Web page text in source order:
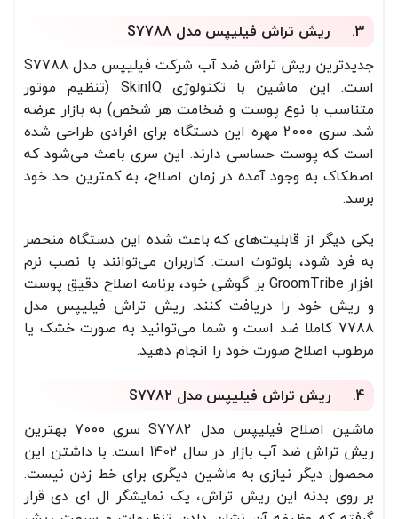
3. ریش تراش فیلیپس مدل S7788
جدیدترین ریش تراش ضد آب شرکت فیلیپس مدل S7788
است. این ماشین با تکنولوژی SkinIQ (تنظیم موتور
متناسب با نوع پوست و ضخامت هر شخص) به بازار عرضه
شد. سری 2000 مهره این دستگاه برای افرادی طراحی شده
است که پوست حساسی دارند. این سری باعث می‌شود که
اصطکاک به وجود آمده در زمان اصلاح، به کمترین حد خود
برسد.
یکی دیگر از قابلیت‌های که باعث شده این دستگاه منحصر
به فرد شود، بلوتوث است. کاربران می‌توانند با نصب نرم
افزار GroomTribe بر گوشی خود، برنامه اصلاح دقیق پوست
و ریش خود را دریافت کنند. ریش تراش فیلیپس مدل
7788 کاملا ضد است و شما می‌توانید به صورت خشک یا
مرطوب اصلاح صورت خود را انجام دهید.
4. ریش تراش فیلیپس مدل S7782
ماشین اصلاح فیلیپس مدل S7782 سری 7000 بهترین
ریش تراش ضد آب بازار در سال 1402 است. با داشتن این
محصول دیگر نیازی به ماشین دیگری برای خط زدن نیست.
بر روی بدنه این ریش تراش، یک نمایشگر ال ای دی قرار